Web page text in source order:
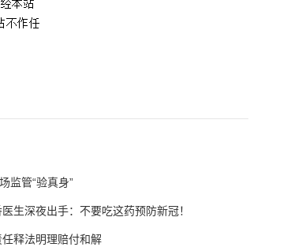
监管“验真身”
生深夜出手：不要吃这药预防新冠！
释法明理赔付和解